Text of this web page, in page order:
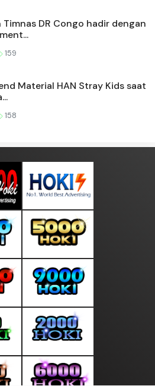
Timnas DR Congo hadir dengan
159
Material HAN Stray Kids saat
158